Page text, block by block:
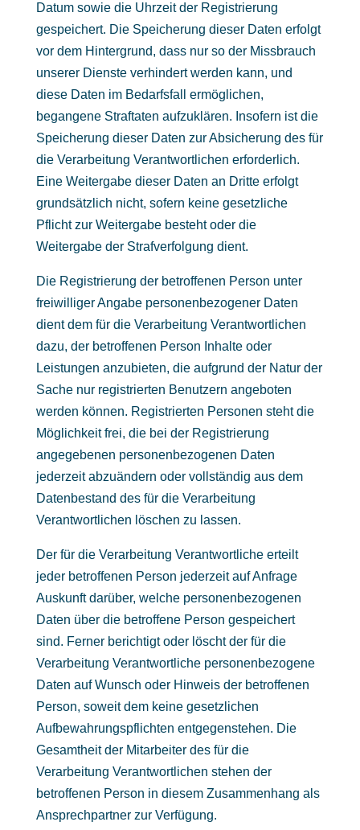
Datum sowie die Uhrzeit der Registrierung
gespeichert. Die Speicherung dieser Daten erfolgt
vor dem Hintergrund, dass nur so der Missbrauch
unserer Dienste verhindert werden kann, und
diese Daten im Bedarfsfall ermöglichen,
begangene Straftaten aufzuklären. Insofern ist die
Speicherung dieser Daten zur Absicherung des für
die Verarbeitung Verantwortlichen erforderlich.
Eine Weitergabe dieser Daten an Dritte erfolgt
grundsätzlich nicht, sofern keine gesetzliche
Pflicht zur Weitergabe besteht oder die
Weitergabe der Strafverfolgung dient.
Die Registrierung der betroffenen Person unter
freiwilliger Angabe personenbezogener Daten
dient dem für die Verarbeitung Verantwortlichen
dazu, der betroffenen Person Inhalte oder
Leistungen anzubieten, die aufgrund der Natur der
Sache nur registrierten Benutzern angeboten
werden können. Registrierten Personen steht die
Möglichkeit frei, die bei der Registrierung
angegebenen personenbezogenen Daten
jederzeit abzuändern oder vollständig aus dem
Datenbestand des für die Verarbeitung
Verantwortlichen löschen zu lassen.
Der für die Verarbeitung Verantwortliche erteilt
jeder betroffenen Person jederzeit auf Anfrage
Auskunft darüber, welche personenbezogenen
Daten über die betroffene Person gespeichert
sind. Ferner berichtigt oder löscht der für die
Verarbeitung Verantwortliche personenbezogene
Daten auf Wunsch oder Hinweis der betroffenen
Person, soweit dem keine gesetzlichen
Aufbewahrungspflichten entgegenstehen. Die
Gesamtheit der Mitarbeiter des für die
Verarbeitung Verantwortlichen stehen der
betroffenen Person in diesem Zusammenhang als
Ansprechpartner zur Verfügung.